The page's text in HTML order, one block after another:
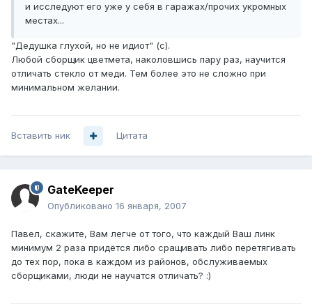
и исследуют его уже у себя в гаражах/прочих укромных
местах...
"Дедушка глухой, но не идиот" (с).
Любой сборщик цветмета, наколовшись пару раз, научится
отличать стекло от меди. Тем более это не сложно при
минимальном желании.
Вставить ник Цитата
GateKeeper
Опубликовано 16 января, 2007
Павел, скажите, Вам легче от того, что каждый Ваш линк
минимум 2 раза придётся либо сращивать либо перетягивать
до тех пор, пока в каждом из районов, обслуживаемых
сборщиками, люди не научатся отличать? :)